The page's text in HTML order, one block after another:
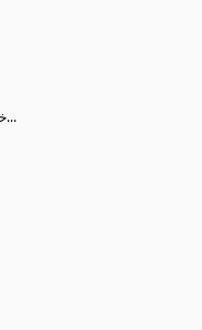
خطوة بخطوة - كيف تحصل علي وظيف...